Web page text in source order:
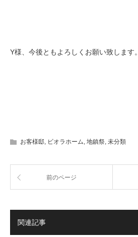
Y様、今後ともよろしくお願い致します。
お客様邸, ビオラホーム, 地鎮祭, 未分類
前のページ
関連記事